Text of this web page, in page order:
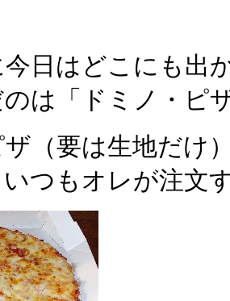
日はどこにも出
のは「ドミノ・
（要は生地だけ
つもオレが注文